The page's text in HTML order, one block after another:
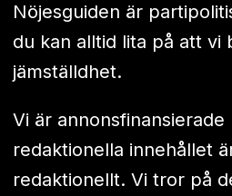
Nöjesguiden är
du kan alltid lita på att vi
jämställdhet.
Vi är
redaktionella innehållet
redaktionellt. Vi tror på